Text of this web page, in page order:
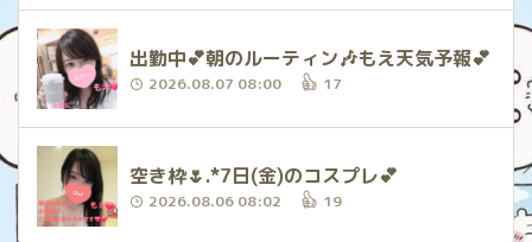
出勤中‪💕︎︎朝のルーティン🎶もえ天気予報‪💕︎︎
2026.08.07 08:00 17
空き枠🌷.*7日(金)のコスプレ‪💕︎︎
2026.08.06 08:02 19